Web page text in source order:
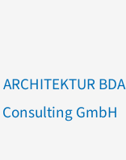
BDA
GmbH